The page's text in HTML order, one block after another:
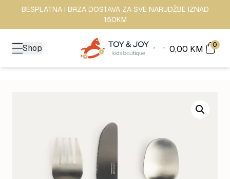
BESPLATNA I BRZA DOSTAVA ZA SVE NARUDŽBE IZNAD
150KM
Shop 0,00 KM 0